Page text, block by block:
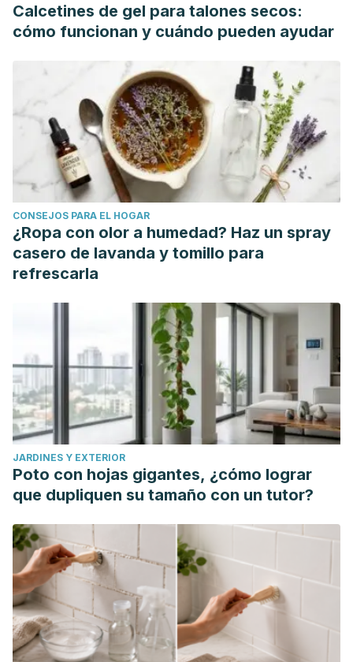
Calcetines de gel para talones secos:
cómo funcionan y cuándo pueden ayudar
CONSEJOS PARA EL HOGAR
¿Ropa con olor a humedad? Haz un spray
casero de lavanda y tomillo para
refrescarla
JARDINES Y EXTERIOR
Poto con hojas gigantes, ¿cómo lograr
que dupliquen su tamaño con un tutor?